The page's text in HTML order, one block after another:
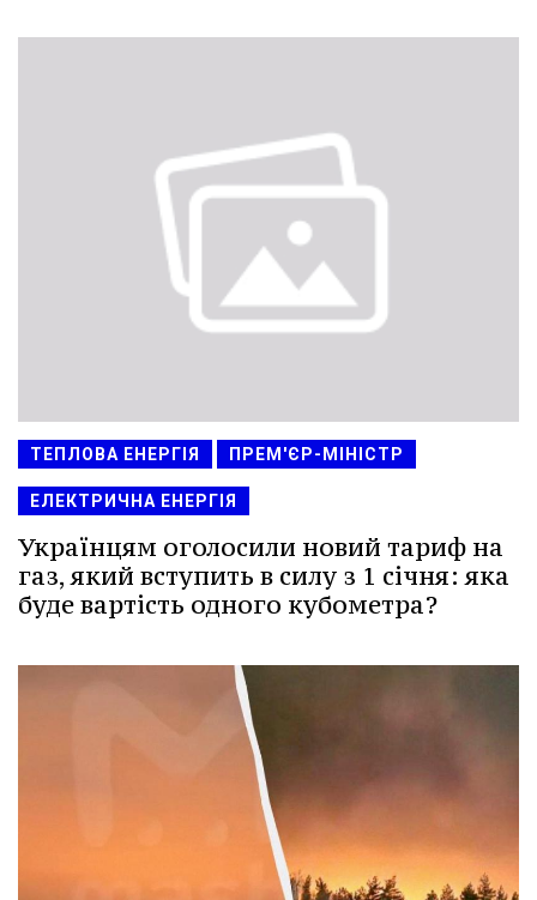
ТЕПЛОВА ЕНЕРГІЯ ПРЕМ'ЄР-МІНІСТР
ЕЛЕКТРИЧНА ЕНЕРГІЯ
Українцям оголосили новий тариф на
газ, який вступить в силу з 1 січня: яка
буде вартість одного кубометра?